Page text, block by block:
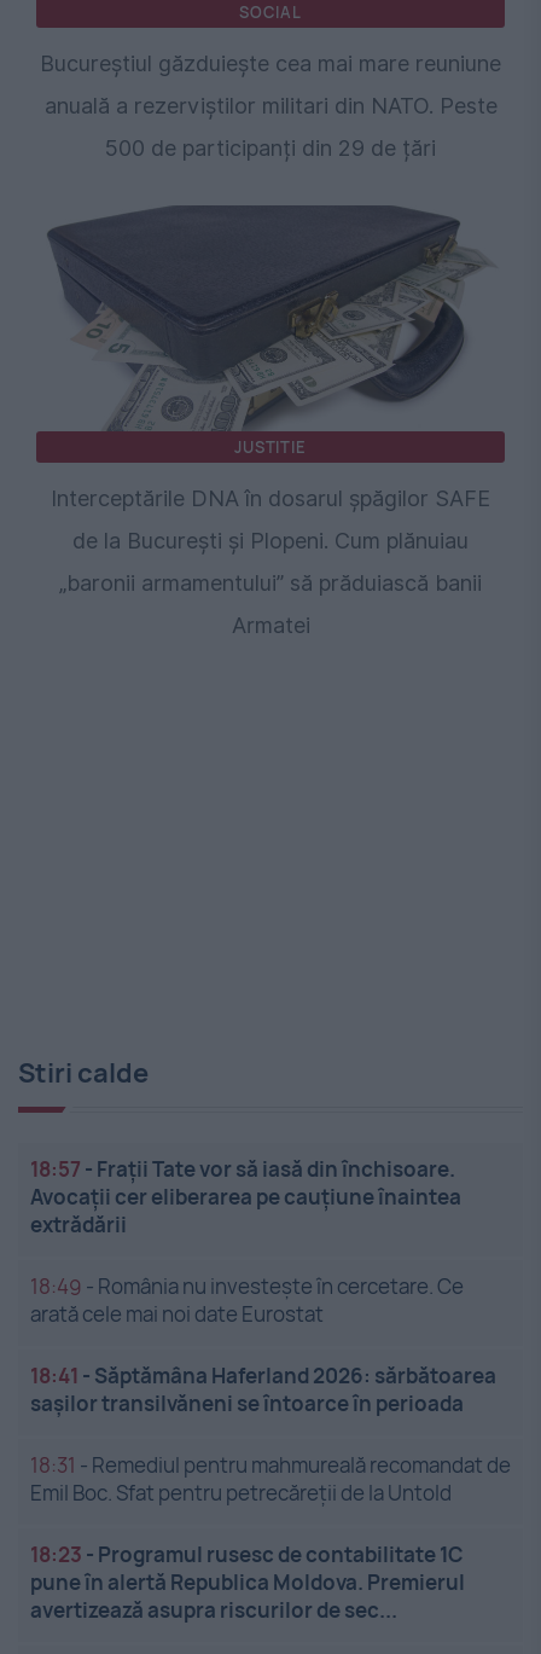
SOCIAL
Bucureștiul găzduiește cea mai mare reuniune
anuală a rezerviștilor militari din NATO. Peste
500 de participanți din 29 de țări
JUSTITIE
Interceptările DNA în dosarul șpăgilor SAFE
de la București și Plopeni. Cum plănuiau
„baronii armamentului” să prăduiască banii
Armatei
Stiri calde
18:57 - Frații Tate vor să iasă din închisoare.
Avocații cer eliberarea pe cauțiune înaintea
extrădării
18:49 - România nu investește în cercetare. Ce
arată cele mai noi date Eurostat
18:41 - Săptămâna Haferland 2026: sărbătoarea
sașilor transilvăneni se întoarce în perioada
18:31 - Remediul pentru mahmureală recomandat de
Emil Boc. Sfat pentru petrecăreții de la Untold
18:23 - Programul rusesc de contabilitate 1C
pune în alertă Republica Moldova. Premierul
avertizează asupra riscurilor de sec...